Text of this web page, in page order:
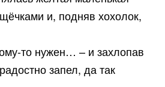
и, подняв хохолок,
то нужен… – и захлопав
запел, да так